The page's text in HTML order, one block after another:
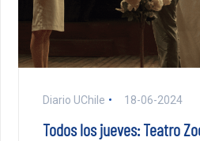
Diario UChile 18-06-2024
Todos los jueves: Teatro